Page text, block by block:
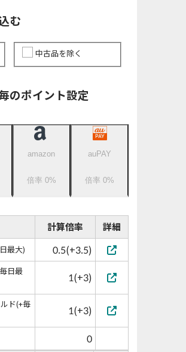
む
中古品を除く
のポイント設定
amazon
倍率 0%
auPAY
倍率0%
計算倍率 詳細
最大) 0.5(+3.5)
日最
1(+3)
ド(+毎
1(+3)
0